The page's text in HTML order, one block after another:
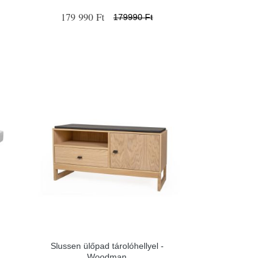
179 990 Ft 179990 Ft
Slussen ülőpad tárolóhellyel -